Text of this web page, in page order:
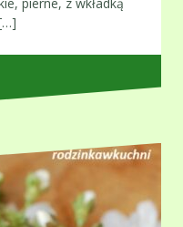
pierne, z wkładką